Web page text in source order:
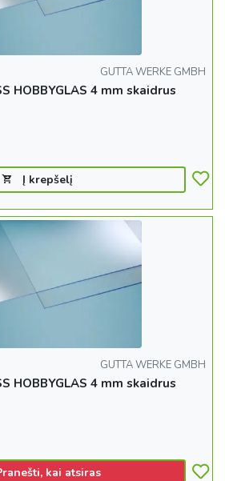
GUTTA WERKE GMBH
HOBBYGLAS 4 mm skaidrus
Į krepšelį
GUTTA WERKE GMBH
HOBBYGLAS 4 mm skaidrus
kai atsiras